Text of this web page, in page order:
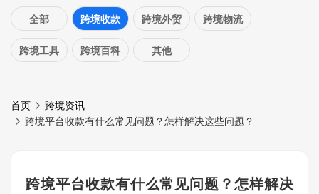
全部 跨境收款 跨境外贸 跨境物流
跨境工具 跨境百科 其他
首页
跨境资讯
跨境平台收款有什么常见问题？怎样解决这些问题？
跨境平台收款有什么常见问题？怎样解决